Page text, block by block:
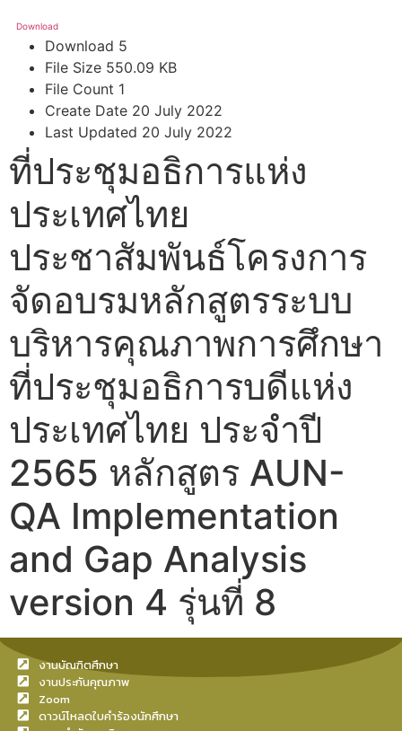
Download
Download 5
File Size 550.09 KB
File Count 1
Create Date 20 July 2022
Last Updated 20 July 2022
ที่ประชุมอธิการแห่ง
ประเทศไทย
ประชาสัมพันธ์โครงการ
จัดอบรมหลักสูตรระบบ
บริหารคุณภาพการศึกษา
ที่ประชุมอธิการบดีแห่ง
ประเทศไทย ประจำปี
2565 หลักสูตร AUN-
QA Implementation
and Gap Analysis
version 4 รุ่นที่ 8
งานบัณฑิตศึกษา
งานประกันคุณภาพ
Zoom
ดาวน์โหลดใบคำร้องนักศึกษา